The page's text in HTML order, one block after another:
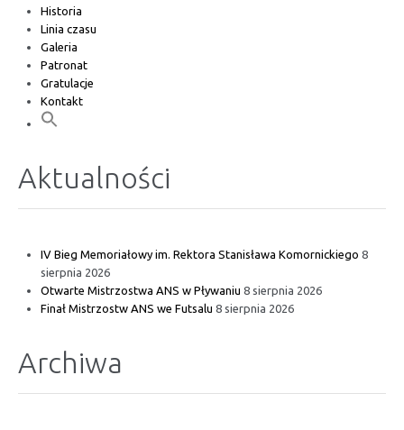
Historia
Linia czasu
Galeria
Patronat
Gratulacje
Kontakt
Aktualności
IV Bieg Memoriałowy im. Rektora Stanisława Komornickiego 8
sierpnia 2026
Otwarte Mistrzostwa ANS w Pływaniu 8 sierpnia 2026
Finał Mistrzostw ANS we Futsalu 8 sierpnia 2026
Archiwa